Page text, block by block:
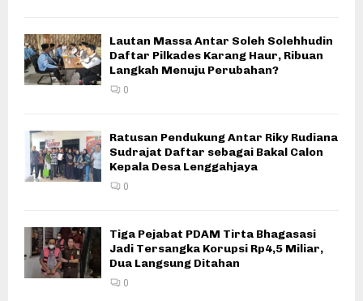
Lautan Massa Antar Soleh Solehhudin
Daftar Pilkades Karang Haur, Ribuan
Langkah Menuju Perubahan?
0
Ratusan Pendukung Antar Riky Rudiana
Sudrajat Daftar sebagai Bakal Calon
Kepala Desa Lenggahjaya
0
Tiga Pejabat PDAM Tirta Bhagasasi
Jadi Tersangka Korupsi Rp4,5 Miliar,
Dua Langsung Ditahan
0